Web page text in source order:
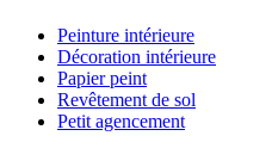
Peinture intérieure
Décoration intérieure
Papier peint
Revêtement de sol
Petit agencement